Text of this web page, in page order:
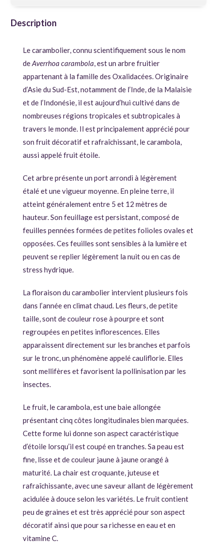
Description
Le carambolier, connu scientifiquement sous le nom
deAverrhoa carambola, est un arbre fruitier
appartenant à la famille des Oxalidacées. Originaire
d’Asie du Sud-Est, notamment de l’Inde, de la Malaisie
et de l’Indonésie, il est aujourd’hui cultivé dans de
nombreuses régions tropicales et subtropicales à
travers le monde. Il est principalement apprécié pour
son fruit décoratif et rafraîchissant, le carambola,
aussi appelé fruit étoile.
Cet arbre présente un port arrondi à légèrement
étalé et une vigueur moyenne. En pleine terre, il
atteint généralement entre 5 et 12 mètres de
hauteur. Son feuillage est persistant, composé de
feuilles pennées formées de petites folioles ovales et
opposées. Ces feuilles sont sensibles à la lumière et
peuvent se replier légèrement la nuit ou en cas de
stress hydrique.
La floraison du carambolier intervient plusieurs fois
dans l’année en climat chaud. Les fleurs, de petite
taille, sont de couleur rose à pourpre et sont
regroupées en petites inflorescences. Elles
apparaissent directement sur les branches et parfois
sur le tronc, un phénomène appelé cauliflorie. Elles
sont mellifères et favorisent la pollinisation par les
insectes.
Le fruit, le carambola, est une baie allongée
présentant cinq côtes longitudinales bien marquées.
Cette forme lui donne son aspect caractéristique
d’étoile lorsqu’il est coupé en tranches. Sa peau est
fine, lisse et de couleur jaune à jaune orangé à
maturité. La chair est croquante, juteuse et
rafraîchissante, avec une saveur allant de légèrement
acidulée à douce selon les variétés. Le fruit contient
peu de graines et est très apprécié pour son aspect
décoratif ainsi que pour sa richesse en eau et en
vitamine C.